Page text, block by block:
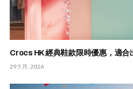
Crocs HK 經典鞋款限時優惠，適合
29 5 月, 2026